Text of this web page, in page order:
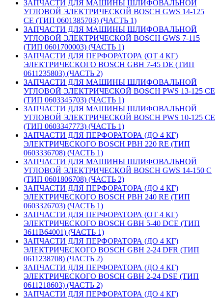
ЗАПЧАСТИ ДЛЯ МАШИНЫ ШЛИФОВАЛЬНОЙ
УГЛОВОЙ ЭЛЕКТРИЧЕСКОЙ BOSCH GWS 14-125
CE (ТИП 0601385703) (ЧАСТЬ 1)
ЗАПЧАСТИ ДЛЯ МАШИНЫ ШЛИФОВАЛЬНОЙ
УГЛОВОЙ ЭЛЕКТРИЧЕСКОЙ BOSCH GWS 7-115
(ТИП 0601700003) (ЧАСТЬ 1)
ЗАПЧАСТИ ДЛЯ ПЕРФОРАТОРА (ОТ 4 КГ)
ЭЛЕКТРИЧЕСКОГО BOSCH GBH 7-45 DE (ТИП
0611235803) (ЧАСТЬ 2)
ЗАПЧАСТИ ДЛЯ МАШИНЫ ШЛИФОВАЛЬНОЙ
УГЛОВОЙ ЭЛЕКТРИЧЕСКОЙ BOSCH PWS 13-125 CE
(ТИП 0603345703) (ЧАСТЬ 1)
ЗАПЧАСТИ ДЛЯ МАШИНЫ ШЛИФОВАЛЬНОЙ
УГЛОВОЙ ЭЛЕКТРИЧЕСКОЙ BOSCH PWS 10-125 CE
(ТИП 0603347773) (ЧАСТЬ 1)
ЗАПЧАСТИ ДЛЯ ПЕРФОРАТОРА (ДО 4 КГ)
ЭЛЕКТРИЧЕСКОГО BOSCH PBH 220 RE (ТИП
0603336708) (ЧАСТЬ 1)
ЗАПЧАСТИ ДЛЯ МАШИНЫ ШЛИФОВАЛЬНОЙ
УГЛОВОЙ ЭЛЕКТРИЧЕСКОЙ BOSCH GWS 14-150 C
(ТИП 0601806708) (ЧАСТЬ 2)
ЗАПЧАСТИ ДЛЯ ПЕРФОРАТОРА (ДО 4 КГ)
ЭЛЕКТРИЧЕСКОГО BOSCH PBH 240 RE (ТИП
0603326703) (ЧАСТЬ 1)
ЗАПЧАСТИ ДЛЯ ПЕРФОРАТОРА (ОТ 4 КГ)
ЭЛЕКТРИЧЕСКОГО BOSCH GBH 5-40 DCE (ТИП
3611B64001) (ЧАСТЬ 1)
ЗАПЧАСТИ ДЛЯ ПЕРФОРАТОРА (ДО 4 КГ)
ЭЛЕКТРИЧЕСКОГО BOSCH GBH 2-24 DFR (ТИП
0611238708) (ЧАСТЬ 2)
ЗАПЧАСТИ ДЛЯ ПЕРФОРАТОРА (ДО 4 КГ)
ЭЛЕКТРИЧЕСКОГО BOSCH GBH 2-24 DSE (ТИП
0611218603) (ЧАСТЬ 2)
ЗАПЧАСТИ ДЛЯ ПЕРФОРАТОРА (ДО 4 КГ)